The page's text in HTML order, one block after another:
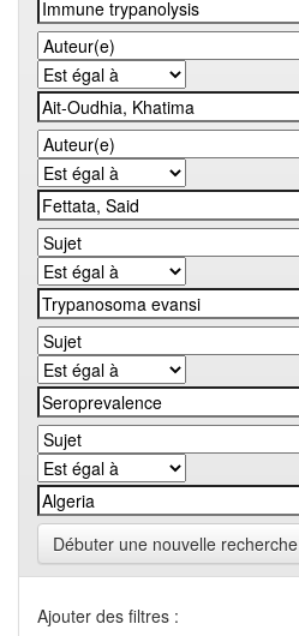
Débuter une nouvelle recherche
Ajouter des filtres :